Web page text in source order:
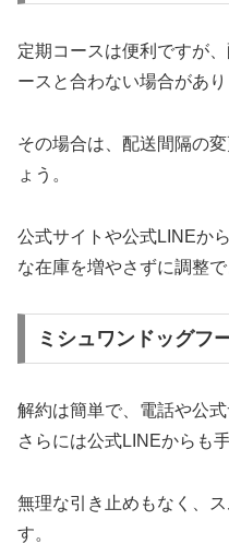
定期コースは便利ですが
ースと合わない場合があり
その場合は、配送間隔の
ょう。
公式サイトや公式LINEか
な在庫を増やさずに調整で
ミシュワンドッグフ
解約は簡単で、電話や公
さらには公式LINEからも
無理な引き止めもなく、
す。